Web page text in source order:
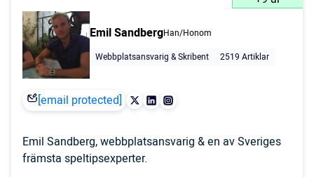
Emil SandbergHan/Honom
Webbplatsansvarig & Skribent
2519 Artiklar
[email protected]
Emil Sandberg, webbplatsansvarig & en av Sveriges
främsta speltipsexperter.